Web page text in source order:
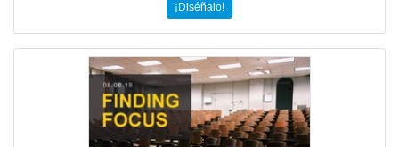
¡Diséñalo!